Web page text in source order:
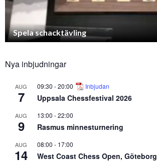
Spela schacktävling
Nya inbjudningar
AUG
7
09:30 -20:00 Inbjudan
Uppsala Chessfestival 2026
AUG
9
13:00 -22:00
Rasmus minnesturnering
AUG
14
08:00 - 17:00
West Coast Chess Open, Göteborg